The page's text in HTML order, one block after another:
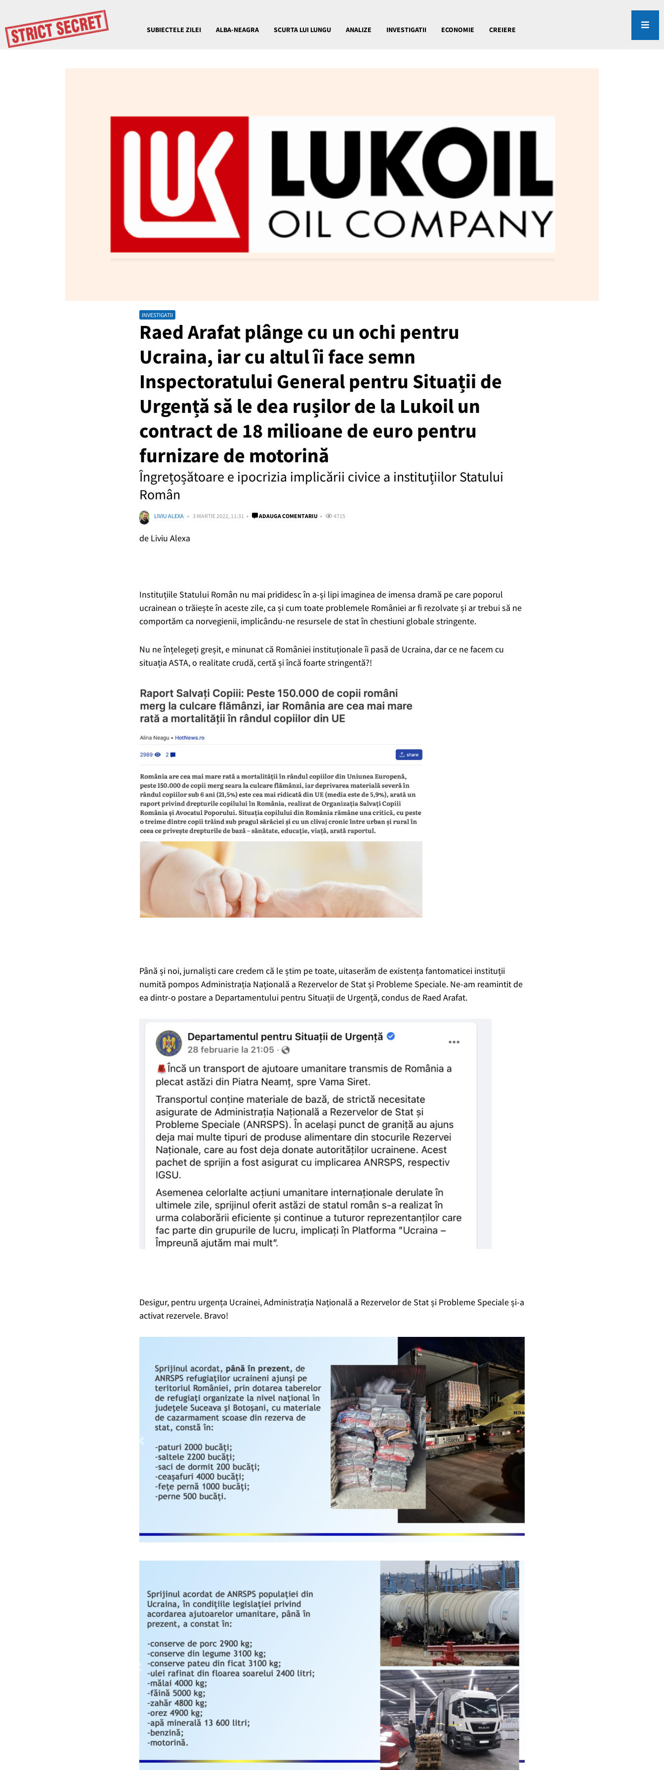
SUBIECTELE ZILEI ALBA-NEAGRA SCURTA LUI LUNGU ANALIZE INVESTIGATII ECONOMIE CREIERE
INVESTIGATII
Raed Arafat plânge cu un ochi pentru
Ucraina, iar cu altul îi face semn
Inspectoratului General pentru Situații de
Urgență să le dea rușilor de la Lukoil un
contract de 18 milioane de euro pentru
furnizare de motorină
Îngrețoșătoare e ipocrizia implicării civice a instituțiilor Statului
Român
LIVIU ALEXA 3 MARTIE 2022, 11:31 ADAUGA COMENTARIU 4715
de Liviu Alexa
Instituțiile Statului Român nu mai prididesc în a-și lipi imaginea de imensa dramă pe care poporul
ucrainean o trăiește în aceste zile, ca și cum toate problemele României ar fi rezolvate și ar trebui să ne
comportăm ca norvegienii, implicându-ne resursele de stat în chestiuni globale stringente.
Nu ne înțelegeți greșit, e minunat că României instituționale îi pasă de Ucraina, dar ce ne facem cu
situația ASTA, o realitate crudă, certă și încă foarte stringentă?!
Până și noi, jurnaliști care credem că le știm pe toate, uitaserăm de existența fantomaticei instituții
numită pompos Administrația Națională a Rezervelor de Stat și Probleme Speciale. Ne-am reamintit de
ea dintr-o postare a Departamentului pentru Situații de Urgență, condus de Raed Arafat.
Desigur, pentru urgența Ucrainei, Administrația Națională a Rezervelor de Stat și Probleme Speciale și-a
activat rezervele. Bravo!